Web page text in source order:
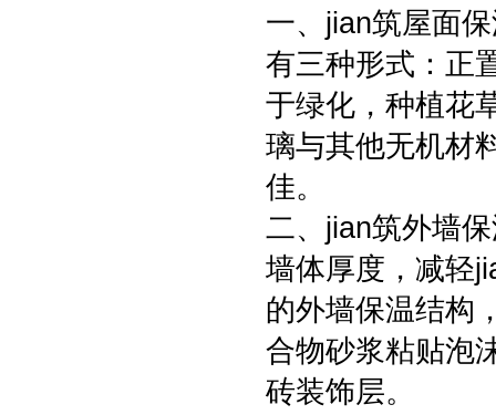
一、jian筑屋面
有三种形式：正
于绿化，种植花
璃与其他无机材
佳。
二、jian筑外墙
墙体厚度，减轻
的外墙保温结构
合物砂浆粘贴泡
砖装饰层。